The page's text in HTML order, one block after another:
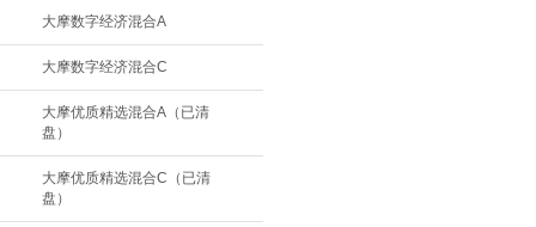
大摩数字经济混合A
大摩数字经济混合C
大摩优质精选混合A（已清
盘）
大摩优质精选混合C（已清
盘）